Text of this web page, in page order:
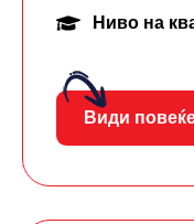
Ниво на
Види